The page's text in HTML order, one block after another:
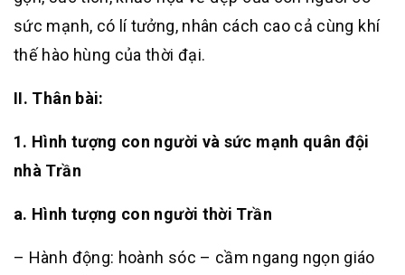
sức mạnh, có lí tưởng, nhân cách cao cả cùng khí
thế hào hùng của thời đại.
II. Thân bài:
1. Hình tượng con người và sức mạnh quân đội
nhà Trần
a. Hình tượng con người thời Trần
– Hành động: hoành sóc – cầm ngang ngọn giáo